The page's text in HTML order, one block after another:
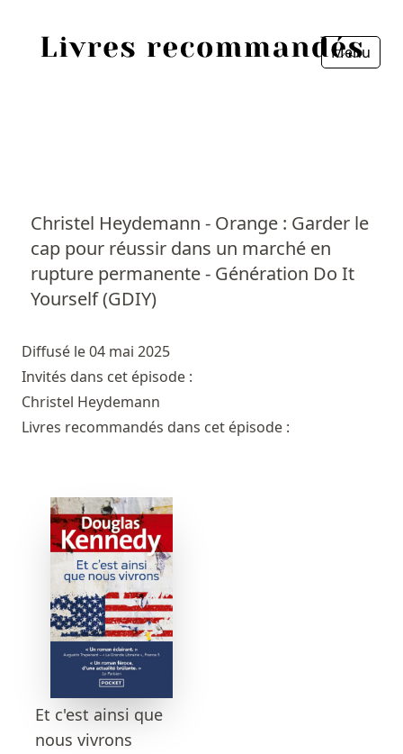
Menu
Christel Heydemann - Orange : Garder le
cap pour réussir dans un marché en
rupture permanente - Génération Do It
Yourself (GDIY)
Diffusé le 04 mai 2025
Invités dans cet épisode :
Christel Heydemann
Livres recommandés dans cet épisode :
Et c'est ainsi que
nous vivrons
Personnes
Livres
Livres les plus recommandés
Prix littéraires
Fermer